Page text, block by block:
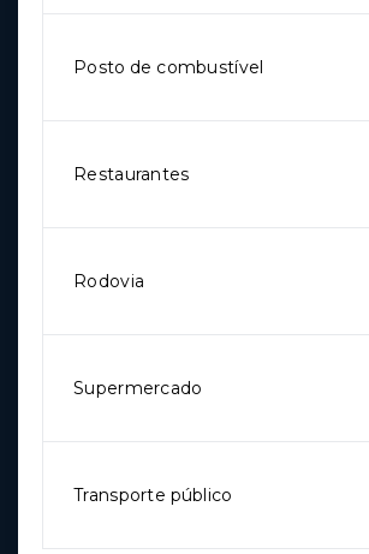
Posto de combustível
Restaurantes
Rodovia
Supermercado
Transporte público